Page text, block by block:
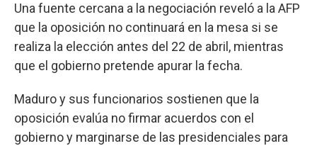
Una fuente cercana a la negociación reveló a la AFP
que la oposición no continuará en la mesa si se
realiza la elección antes del 22 de abril, mientras
que el gobierno pretende apurar la fecha.
Maduro y sus funcionarios sostienen que la
oposición evalúa no firmar acuerdos con el
gobierno y marginarse de las presidenciales para